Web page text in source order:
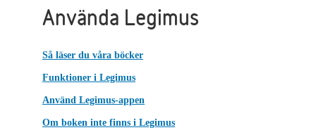
Använda Legimus
Så läser du våra böcker
Funktioner i Legimus
Använd Legimus-appen
Om boken inte finns i Legimus